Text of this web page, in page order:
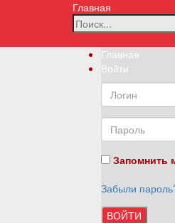
Главная
Главная
Войти
Запомнить
Забыли
ВОЙТИ